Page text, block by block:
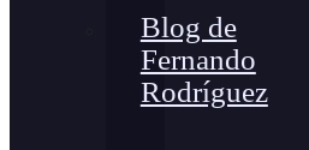
Blog de
Fernando
Rodríguez